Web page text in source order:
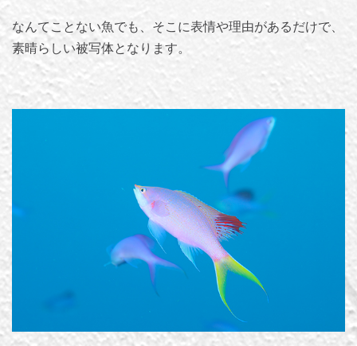
なんてことない魚でも、そこに表情や理由があるだけで、
素晴らしい被写体となります。